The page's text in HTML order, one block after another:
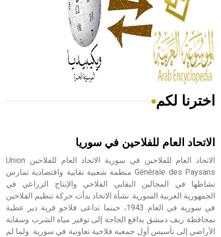
- هل تعلم أن المرجان إفراز حيواني يتكون في البحر ويتركب
من مادة كربونات الكلسيوم، وهو أحمر أو شديد الحمرة وهو
أجود أنواعه، ويمتاز بكبر الحجم ويسمى الش
هل تعلم أن الأبسيد كلمة فرنسية اللفظ تم اعتمادها مصطلحاً
- هل تعلم أن أبجر Abgar اسم معروف جيداً يعود إلى عدد من
الملوك الذين حكموا مدينة إديسا (الرها) من أبجر الأول وحتى
التاسع، وهم ينتسبون إلى أسرة أوسروين
اخترنا لكم
الاتحاد العام للفلاحين في سوريا
الاتحاد العام للفلاحين في سورية الاتحاد العام للفلاحين Union
Gènèrale des Paysans منظمة شعبية نقابية واقتصادية تمارس
نشاطها في المجالين النقابي الفلاحي والإنتاج الزراعي في
الجمهورية العربية السورية. نشأة الاتحاد بدأت حركة تنظيم الفلاحين
في سورية في العام 1943، حينما تداعى فلاحو قرية دير عطية
بمحافظة ريف دمشق بدافع الحاجة إلى توفير مياه الشرب وسقاية
الأراضي إلى تأسيس أول جمعية فلاحية تعاونية في سورية. ولما لم